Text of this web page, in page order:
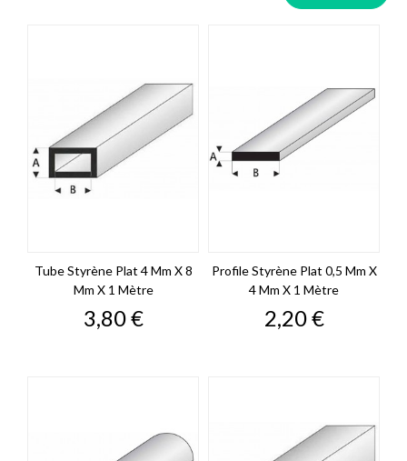
Tube Styrène Plat 4 Mm X 8
Mm X 1 Mètre
Prix
3,80 €
Profile Styrène Plat 0,5 Mm X
4 Mm X 1 Mètre
Prix
2,20 €